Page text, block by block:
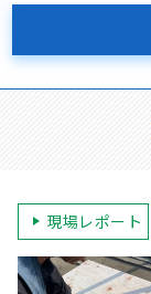
現場レポート